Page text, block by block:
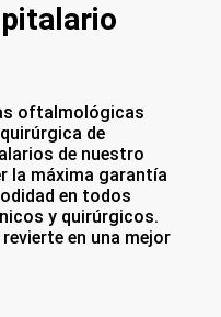
oftalmológicas
de
de nuestro
la máxima garantía
en todos
y quirúrgicos.
en una mejor